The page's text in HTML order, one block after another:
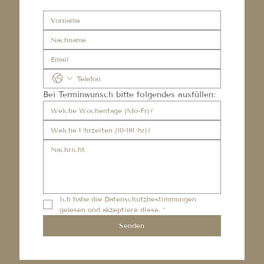
Bei Terminwunsch bitte folgendes ausfüllen:
Ich habe die Datenschutzbestimmungen
gelesen und akzeptiere diese. *
Senden